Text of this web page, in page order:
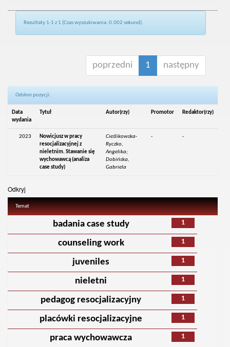
Rezultaty 1-1 z 1 (Czas wyszukiwania: 0.002 sekund).
poprzedni 1 następny
Odsłon pozycji:
Data
wydania
Tytuł Autor(rzy) Promotor Redaktor(rzy)
2023
Nowicjusz w pracy
resocjalizacyjnej z
nieletnim. Stawanie się
wychowawcą (analiza
case study)
Cieślikowska-
Ryczko,
Angelika;
Dobińska,
Gabriela
- -
Odkryj
Temat
1
badania case study
1
counseling work
1
juveniles
1
nieletni
1
pedagog resocjalizacyjny
1
placówki resocjalizacyjne
1
praca wychowawcza